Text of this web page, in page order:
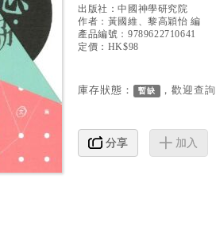
出版社：中國神學研究院
作者： 黃國維、黎高穎怡 編
產品編號： 9789622710641
定價：HK$98
庫存狀態： 暫缺 ，歡迎查詢
分享 加入